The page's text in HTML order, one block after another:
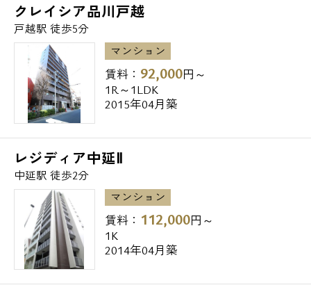
グローバルキッズ 戸越園 徒歩1分
京陽小学校 徒歩8分
東戸越保育園 徒歩6分
宮前小学校 徒歩7分
品川区立荏原文化センター 徒歩5分
■企業・施設
荏原警察署戸越交番 徒歩2分
日産レンタカー 徒歩2分
品川平塚一郵便局 徒歩6分
品川戸越郵便局 徒歩6分
ツルハドラッグ戸越公園店 徒歩7分
イトーヨーカドー 戸越店 徒歩8分
クレイシア品川戸越
戸越駅 徒歩5分
マンション
賃料： 92,000円～
1R～1LDK
2015年04月築
レジディア中延Ⅱ
中延駅 徒歩2分
マンション
賃料： 112,000円～
1K
2014年04月築
営業時間 10：00～18：00
メールでお問い合わせ
お問い合わせ